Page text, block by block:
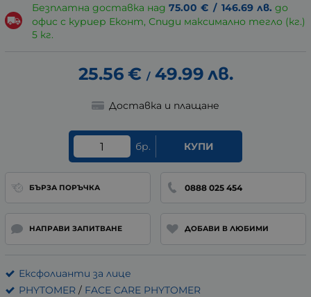
Безплатна доставка над 75.00 € / 146.69 лв. до
офис с куриер Еконт, Спиди максимално тегло (кг.)
5 кг.
25.56 € / 49.99 лв.
Доставка и плащане
бр. КУПИ
БЪРЗА ПОРЪЧКА 0888 025 454
НАПРАВИ ЗАПИТВАНЕ ДОБАВИ В ЛЮБИМИ
Ексфолианти за лице
PHYTOMER / FACE CARE PHYTOMER